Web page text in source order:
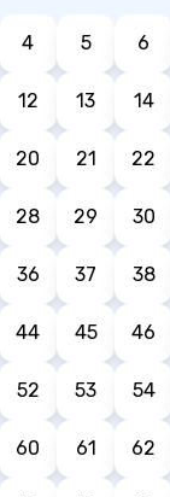
4 5 6
12 13 14
20 21 22
28 29 30
36 37 38
44 45 46
52 53 54
60 61 62